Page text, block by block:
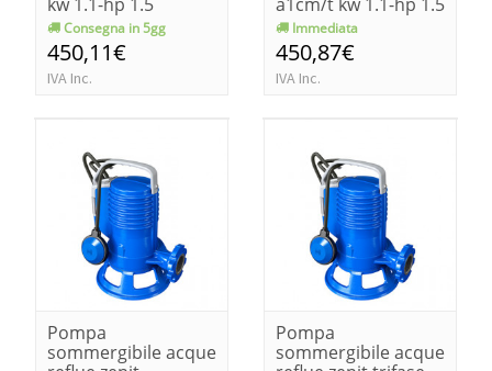
Consegna in 5gg
450,11€
IVA Inc.
Immediata
450,87€
IVA Inc.
Pompa
sommergibile acque
Pompa
sommergibile acque